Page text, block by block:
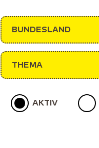
BUNDESLAND
THEMA
AKTIV